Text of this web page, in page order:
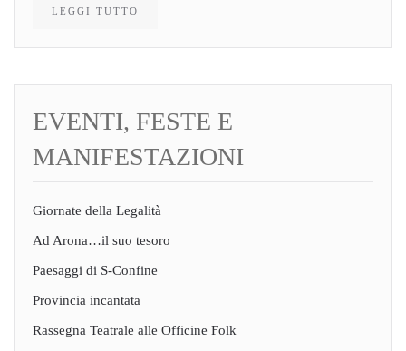
LEGGI TUTTO
EVENTI, FESTE E
MANIFESTAZIONI
Giornate della Legalità
Ad Arona…il suo tesoro
Paesaggi di S-Confine
Provincia incantata
Rassegna Teatrale alle Officine Folk